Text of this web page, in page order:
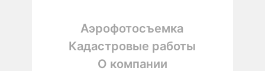
Аэрофотосъемка
Кадастровые работы
О компании